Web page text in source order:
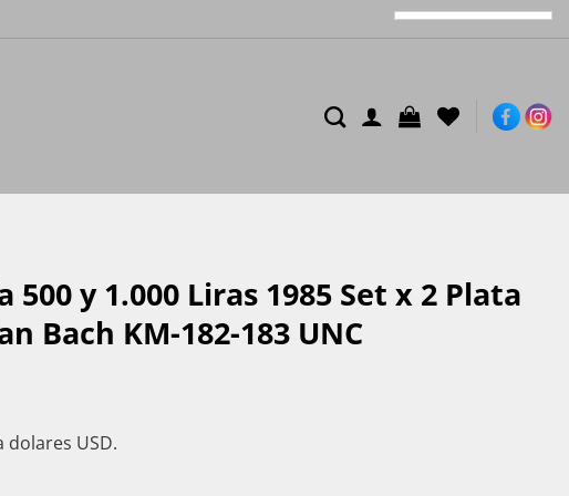
y 1.000 Liras 1985 Set x 2 Plata
Bach KM-182-183 UNC
USD.